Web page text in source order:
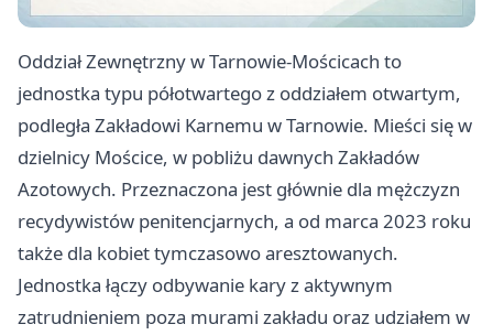
Oddział Zewnętrzny w Tarnowie-Mościcach to
jednostka typu półotwartego z oddziałem otwartym,
podległa Zakładowi Karnemu w Tarnowie. Mieści się w
dzielnicy Mościce, w pobliżu dawnych Zakładów
Azotowych. Przeznaczona jest głównie dla mężczyzn
recydywistów penitencjarnych, a od marca 2023 roku
także dla kobiet tymczasowo aresztowanych.
Jednostka łączy odbywanie kary z aktywnym
zatrudnieniem poza murami zakładu oraz udziałem w